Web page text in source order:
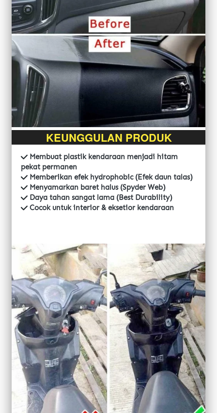
KEUNGGULAN PRODUK
Membuat plastik kendaraan menjadi hitam
pekat permanen
Memberikan efek hydrophobic (Efek daun talas)
Menyamarkan baret halus (Spyder Web)
Daya tahan sangat lama (Best Durability)
Cocok untuk interior & eksetior kendaraan